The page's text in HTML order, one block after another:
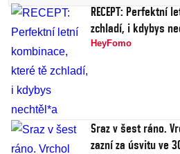
RECEPT: Perfektní
zchladí, i kdybys
HeyFomo
Sraz v šest ráno.
zazní za úsvitu ve